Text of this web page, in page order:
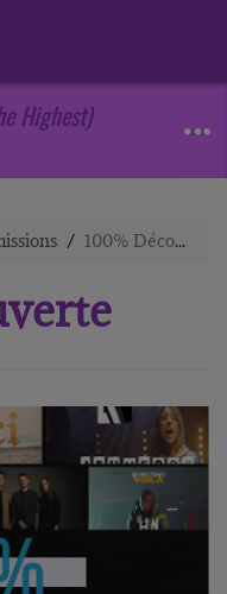
Highest)
100% Découverte